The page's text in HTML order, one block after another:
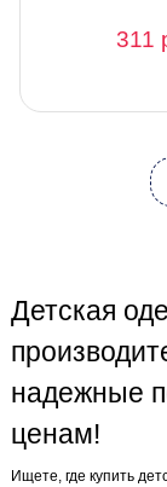
311
Детская
надежные
ценам!
Ищете, где купить